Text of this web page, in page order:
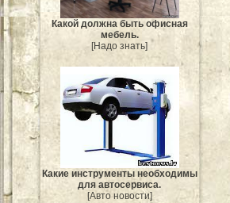
Какой должна быть офисная
мебель.
[Надо знать]
Какие инструменты необходимы
для автосервиса.
[Авто новости]